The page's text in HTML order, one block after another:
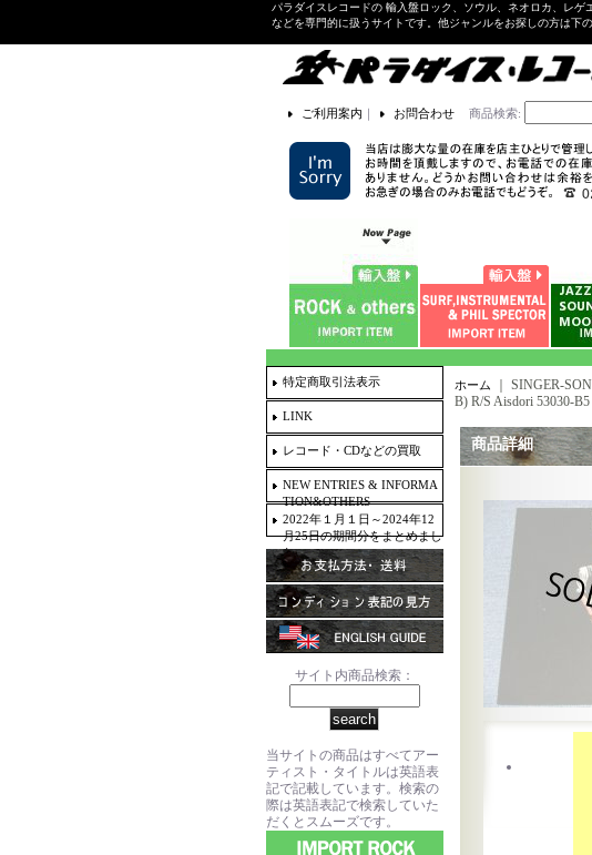
パラダイスレコードの 輸入盤ロック、ソウル、ネオロカ、レゲ
などを専門的に扱うサイトです。他ジャンルをお探しの方は下
ご利用案内 ｜ お問合わせ 商品検索:
特定商取引法表示
LINK
レコード・CDなどの買取
NEW ENTRIES & INFORMA
TION&OTHERS
2022年１月１日～2024年12
月25日の期間分をまとめまし
た。
サイト内商品検索：
当サイトの商品はすべてアー
ティスト・タイトルは英語表
記で記載しています。検索の
際は英語表記で検索していた
だくとスムーズです。
ホーム ｜ SINGER-
B) R/S Aisdori 53030-
商品詳細